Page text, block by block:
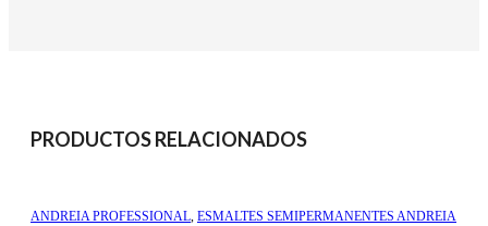
PRODUCTOS RELACIONADOS
ANDREIA PROFESSIONAL, ESMALTES SEMIPERMANENTES ANDREIA